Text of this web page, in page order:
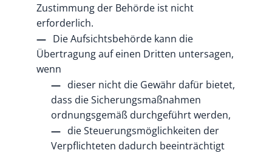
Zustimmung der Behörde ist nicht
erforderlich.
Die Aufsichtsbehörde kann die
Übertragung auf einen Dritten untersagen,
wenn
dieser nicht die Gewähr dafür bietet,
dass die Sicherungsmaßnahmen
ordnungsgemäß durchgeführt werden,
die Steuerungsmöglichkeiten der
Verpflichteten dadurch beeinträchtigt